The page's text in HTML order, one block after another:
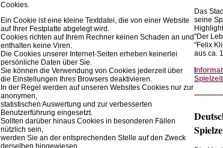
Das
seine
"Der
"Felix
aus ca.
I
Cookies.
Ein Cookie ist eine kleine Textdatei, die von einer Website
auf Ihrer Festplatte abgelegt wird.
Cookies richten auf Ihrem Rechner keinen Schaden an und
enthalten keine Viren.
Die Cookies unserer Internet-Seiten erheben keinerlei
persönliche Daten über Sie.
Sie können die Verwendung von Cookies jederzeit über
die Einstellungen Ihres Browsers deaktivieren.
In der Regel werden auf unseren Websites Cookies nur zur
anonymen,
statistischen Auswertung und zur verbesserten
Benutzerführung eingesetzt.
Sollten darüber hinaus Cookies in besonderen Fällen
nützlich sein,
werden Sie an der entsprechenden Stelle auf den Zweck
derselben hingewiesen.